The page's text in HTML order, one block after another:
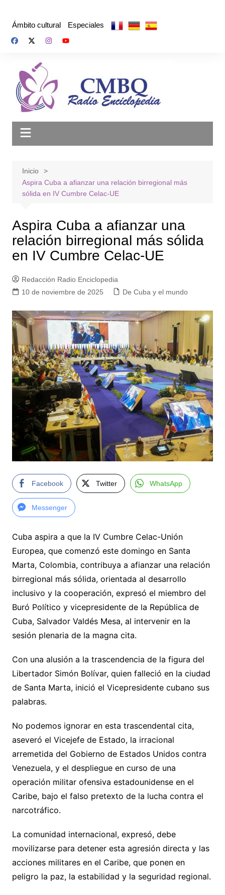
Ámbito cultural Especiales
Inicio
Aspira Cuba a afianzar una relación birregional más
sólida en IV Cumbre Celac-UE
Aspira Cuba a afianzar una
relación birregional más sólida
en IV Cumbre Celac-UE
Redacción Radio Enciclopedia
10 de noviembre de 2025
De Cuba y el mundo
Facebook Twitter WhatsApp
Messenger
Cuba aspira a que la IV Cumbre Celac-Unión
Europea, que comenzó este domingo en Santa
Marta, Colombia, contribuya a afianzar una relación
birregional más sólida, orientada al desarrollo
inclusivo y la cooperación, expresó el miembro del
Buró Político y vicepresidente de la República de
Cuba, Salvador Valdés Mesa, al intervenir en la
sesión plenaria de la magna cita.
Con una alusión a la trascendencia de la figura del
Libertador Simón Bolívar, quien falleció en la ciudad
de Santa Marta, inició el Vicepresidente cubano sus
palabras.
No podemos ignorar en esta trascendental cita,
aseveró el Vicejefe de Estado, la irracional
arremetida del Gobierno de Estados Unidos contra
Venezuela, y el despliegue en curso de una
operación militar ofensiva estadounidense en el
Caribe, bajo el falso pretexto de la lucha contra el
narcotráfico.
La comunidad internacional, expresó, debe
movilizarse para detener esta agresión directa y las
acciones militares en el Caribe, que ponen en
peligro la paz, la estabilidad y la seguridad regional.